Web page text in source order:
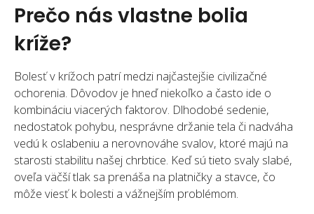
Prečo nás vlastne bolia
kríže?
Bolesť v krížoch patrí medzi najčastejšie civilizačné
ochorenia. Dôvodov je hneď niekoľko a často ide o
kombináciu viacerých faktorov. Dlhodobé sedenie,
nedostatok pohybu, nesprávne držanie tela či nadváha
vedú k oslabeniu a nerovnováhe svalov, ktoré majú na
starosti stabilitu našej chrbtice. Keď sú tieto svaly slabé,
oveľa väčší tlak sa prenáša na platničky a stavce, čo
môže viesť k bolesti a vážnejším problémom.